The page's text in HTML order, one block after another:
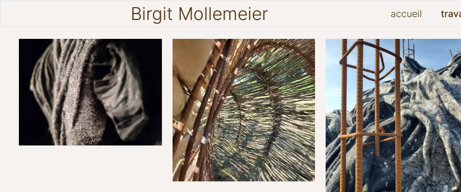
Birgit Mollemeier accueil